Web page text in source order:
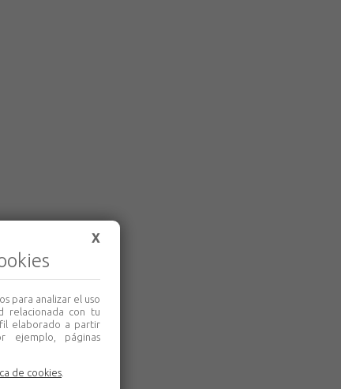
X
para analizar el uso
relacionada con tu
elaborado a partir
ejemplo, páginas
de cookies